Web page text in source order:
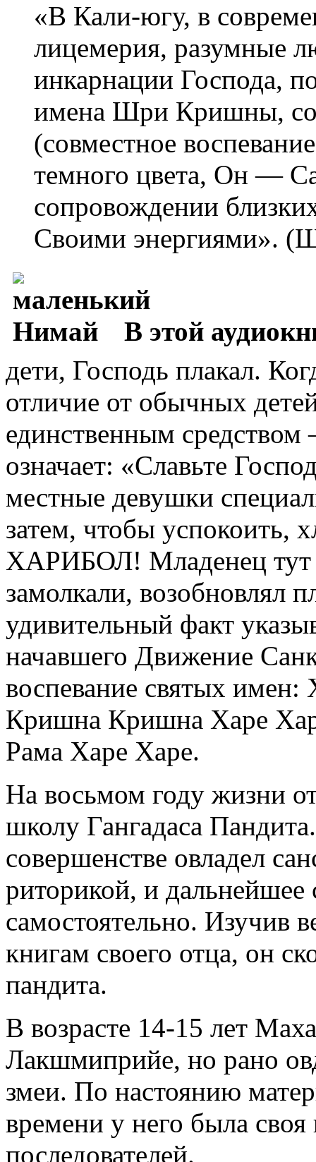
«В Кали-югу, в
лицемерия, разумные
инкарнации Господа,
имена Шри Кришны,
(совместное
темного цвета, Он —
сопровождении
Своими энергиями».
В этой
дети, Господь плакал.
отличие от обычных
единственным
означает: «Славьте
местные девушки
затем, чтобы успокоить,
ХАРИБОЛ! Младенец тут
замолкали, возобновлял
удивительный факт
начавшего Движение
воспевание святых
Кришна Кришна Харе
Рама Харе Харе.
На восьмом году жизни
школу Гангадаса
совершенстве овладел
риторикой, и дальнейшее
самостоятельно. Изучив
книгам своего отца, он
пандита.
В возрасте 14-15 лет
Лакшмиприйе, но рано
змеи. По настоянию
времени у него была
последователей.